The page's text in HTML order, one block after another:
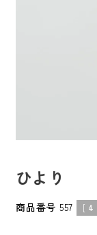
ひより
商品番号 557 [ 4